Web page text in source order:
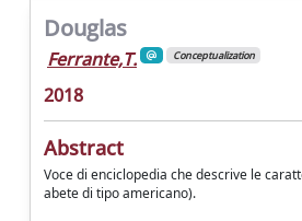
Douglas
Ferrante,T. Conceptualization
2018
Abstract
Voce di enciclopedia che descrive le
abete di tipo americano).